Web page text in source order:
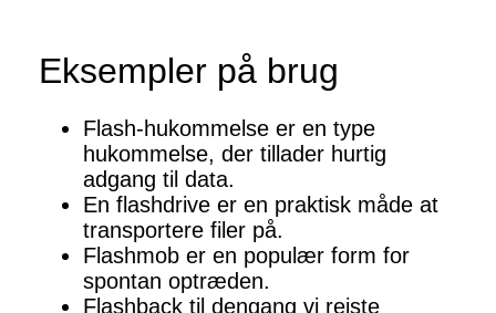
Eksempler på brug
Flash-hukommelse er en type
hukommelse, der tillader hurtig
adgang til data.
En flashdrive er en praktisk måde at
transportere filer på.
Flashmob er en populær form for
spontan optræden.
Flashback til dengang vi rejste